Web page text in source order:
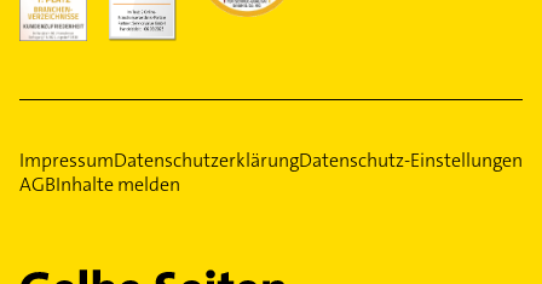
ImpressumDatenschutzerklärungDatenschutz-Einstellungen
AGBInhalte melden